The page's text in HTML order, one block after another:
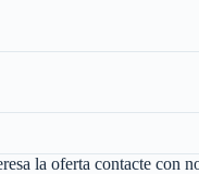
la oferta contacte con